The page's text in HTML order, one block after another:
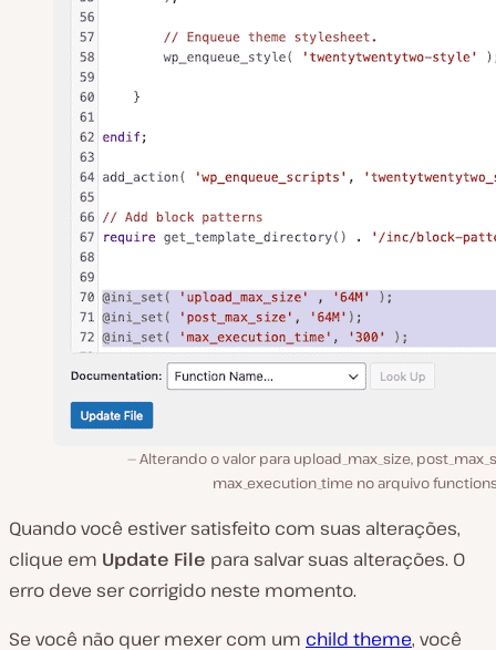
Alterando o valor para upload_max_size,
max_execution_time no arquivo
Quando você estiver satisfeito com suas alterações,
clique em Update File para salvar suas alterações. O
erro deve ser corrigido neste momento.
Se você não quer mexer com um child theme, você